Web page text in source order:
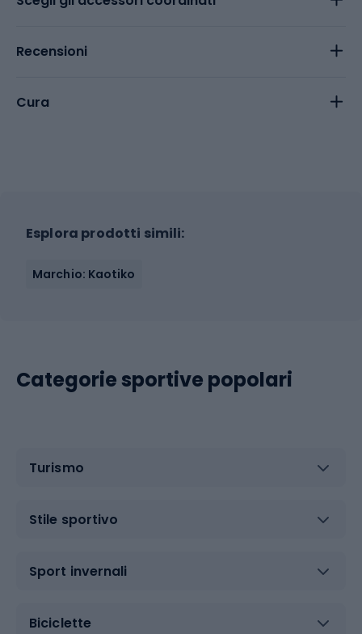
Recensioni
Cura
Esplora prodotti simili:
Marchio: Kaotiko
Categorie sportive popolari
Turismo
Stile sportivo
Sport invernali
Biciclette